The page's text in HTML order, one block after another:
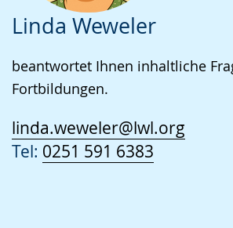
Linda Weweler
beantwortet Ihnen inhaltliche
Fortbildungen.
linda.weweler@lwl.org
Tel: 0251 591 6383